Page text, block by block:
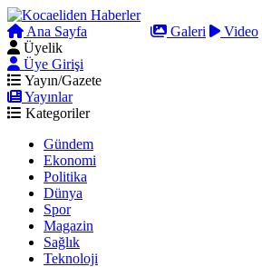
Ana Sayfa Galeri Video
Üyelik
Üye Girişi
Yayın/Gazete
Yayınlar
Kategoriler
Gündem
Ekonomi
Politika
Dünya
Spor
Magazin
Sağlık
Teknoloji